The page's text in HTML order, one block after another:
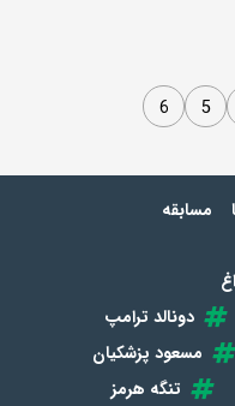
5
6
مسابقه
دونالد ترامپ
مسعود پزشکیان
تنگه هرمز